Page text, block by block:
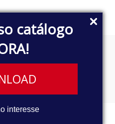
catálogo
interesse